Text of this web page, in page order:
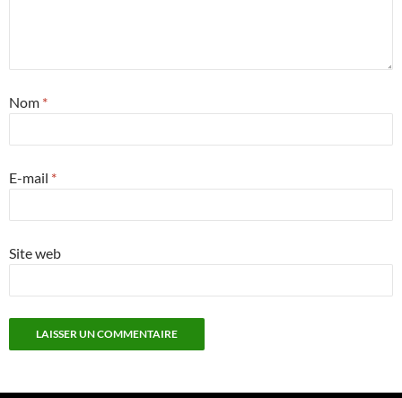
Nom *
E-mail *
Site web